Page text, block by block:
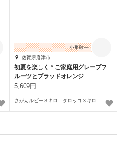
小形敬一
佐賀県唐津市
初夏を楽しく＊ご家庭用グレープフ
ルーツとブラッドオレンジ
5,609円
さがんルビー３キロ タロッコ３キロ